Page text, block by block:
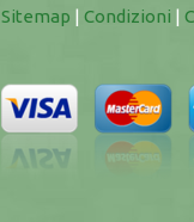
Sitemap | Condizioni |